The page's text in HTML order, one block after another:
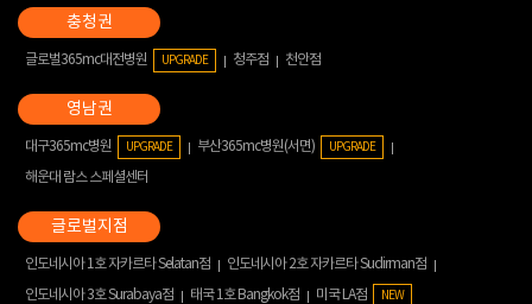
글로벌365mc대전병원 UPGRADE 청주점 천안점
대구365mc병원 UPGRADE 부산365mc병원(서면) UPGRADE
해운대 람스 스페셜센터
인도네시아 1호 자카르타 Selatan점
인도네시아 2호 자카르타 Sudirman점
인도네시아 3호 Surabaya점
태국 1호 Bangkok점 미국 LA점 NEW